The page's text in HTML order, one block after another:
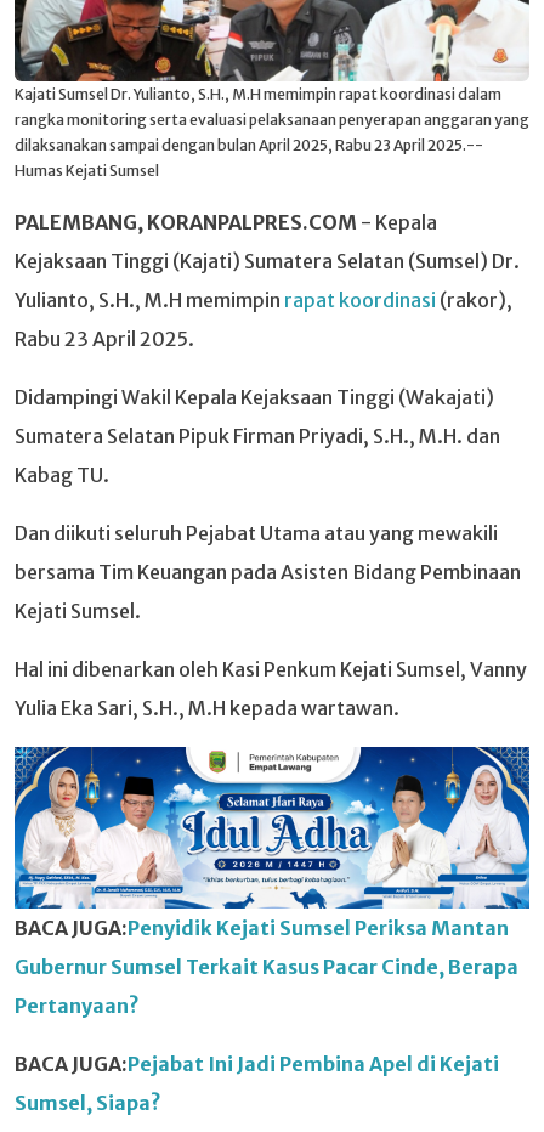
Kajati Sumsel Dr. Yulianto, S.H., M.H memimpin rapat koordinasi dalam
rangka monitoring serta evaluasi pelaksanaan penyerapan anggaran yang
dilaksanakan sampai dengan bulan April 2025, Rabu 23 April 2025.--
Humas Kejati Sumsel
PALEMBANG, KORANPALPRES.COM - Kepala
Kejaksaan Tinggi (Kajati) Sumatera Selatan (Sumsel) Dr.
Yulianto, S.H., M.H memimpin rapat koordinasi (rakor),
Rabu 23 April 2025.
Didampingi Wakil Kepala Kejaksaan Tinggi (Wakajati)
Sumatera Selatan Pipuk Firman Priyadi, S.H., M.H. dan
Kabag TU.
Dan diikuti seluruh Pejabat Utama atau yang mewakili
bersama Tim Keuangan pada Asisten Bidang Pembinaan
Kejati Sumsel.
Hal ini dibenarkan oleh Kasi Penkum Kejati Sumsel, Vanny
Yulia Eka Sari, S.H., M.H kepada wartawan.
BACA JUGA:Penyidik Kejati Sumsel Periksa Mantan
Gubernur Sumsel Terkait Kasus Pacar Cinde, Berapa
Pertanyaan?
BACA JUGA:Pejabat Ini Jadi Pembina Apel di Kejati
Sumsel, Siapa?